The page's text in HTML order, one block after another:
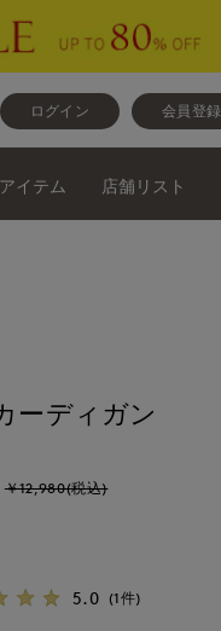
ログイン 会員登録
イテム 店舗リスト
ーディガン
￥12,980(税込)
5.0 (1件)